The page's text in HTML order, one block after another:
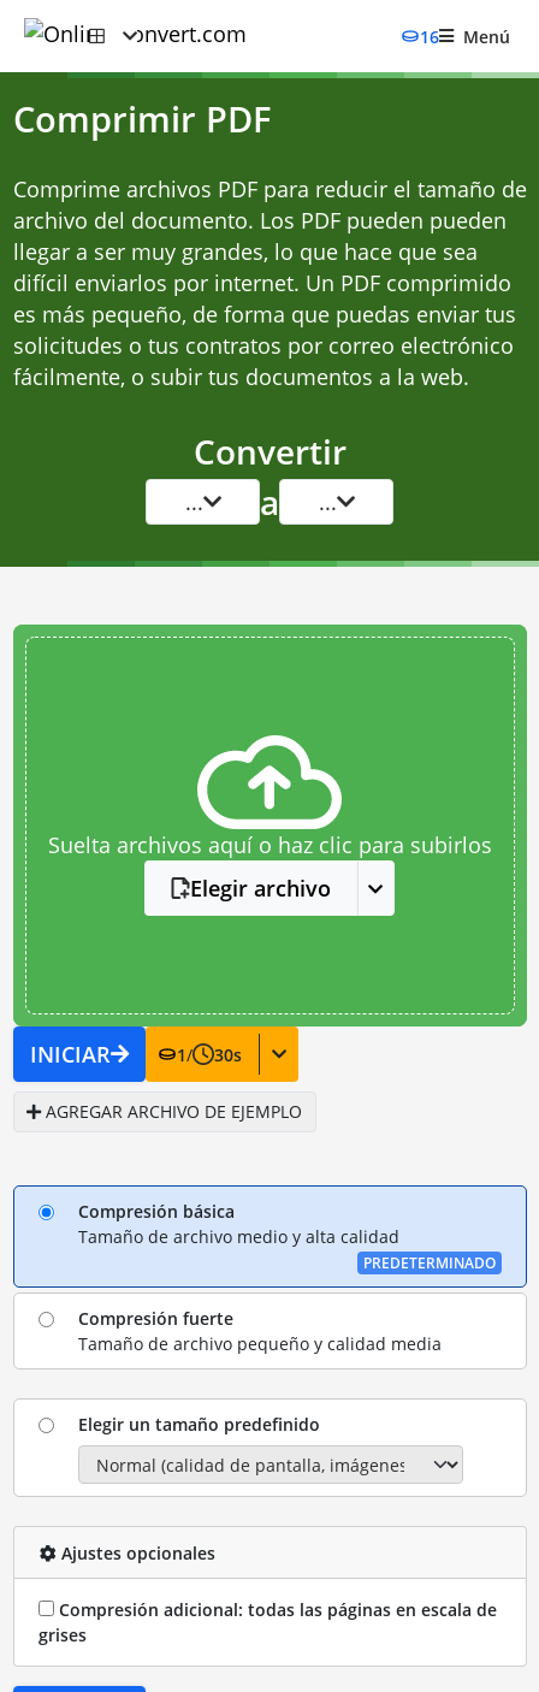
16 Menú
Comprimir PDF
Comprime archivos PDF para reducir el tamaño de
archivo del documento. Los PDF pueden pueden
llegar a ser muy grandes, lo que hace que sea
difícil enviarlos por internet. Un PDF comprimido
es más pequeño, de forma que puedas enviar tus
solicitudes o tus contratos por correo electrónico
fácilmente, o subir tus documentos a la web.
Convertir
... a ...
Suelta archivos aquí o haz clic para subirlos
Elegir archivo
INICIAR 1/ 30s
AGREGAR ARCHIVO DE EJEMPLO
Compresión básica
Tamaño de archivo medio y alta calidad
PREDETERMINADO
Compresión fuerte
Tamaño de archivo pequeño y calidad media
Elegir un tamaño predefinido
Ajustes opcionales
Compresión adicional: todas las páginas en escala de
grises